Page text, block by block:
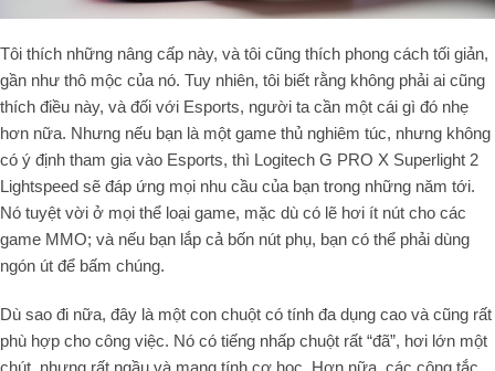
Tôi thích những nâng cấp này, và tôi cũng thích phong cách tối giản,
gần như thô mộc của nó. Tuy nhiên, tôi biết rằng không phải ai cũng
thích điều này, và đối với Esports, người ta cần một cái gì đó nhẹ
hơn nữa. Nhưng nếu bạn là một game thủ nghiêm túc, nhưng không
có ý định tham gia vào Esports, thì Logitech G PRO X Superlight 2
Lightspeed sẽ đáp ứng mọi nhu cầu của bạn trong những năm tới.
Nó tuyệt vời ở mọi thể loại game, mặc dù có lẽ hơi ít nút cho các
game MMO; và nếu bạn lắp cả bốn nút phụ, bạn có thể phải dùng
ngón út để bấm chúng.
Dù sao đi nữa, đây là một con chuột có tính đa dụng cao và cũng rất
phù hợp cho công việc. Nó có tiếng nhấp chuột rất “đã”, hơi lớn một
chút, nhưng rất ngầu và mang tính cơ học. Hơn nữa, các công tắc